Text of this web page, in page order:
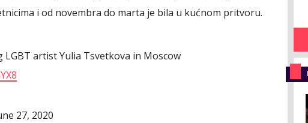
i od novembra do marta je bila u kućnom pritvoru.
artist Yulia Tsvetkova in Moscow
27, 2020